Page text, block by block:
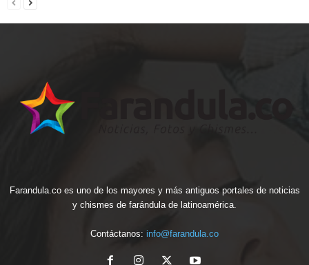
Farandula.co es uno de los mayores y más antiguos portales de noticias
y chismes de farándula de latinoamérica.
Contáctanos: info@farandula.co